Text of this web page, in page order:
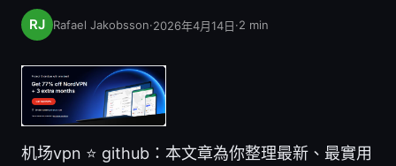
Rafael Jakobsson·2026年4月14日·2 min
机场vpn ⭐ github：本文章為你整理最新、最實用